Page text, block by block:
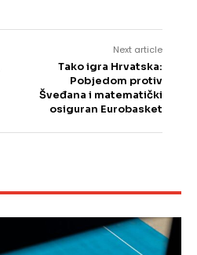
Next article
Tako igra Hrvatska:
Pobjedom protiv
Šveđana i matematički
osiguran Eurobasket